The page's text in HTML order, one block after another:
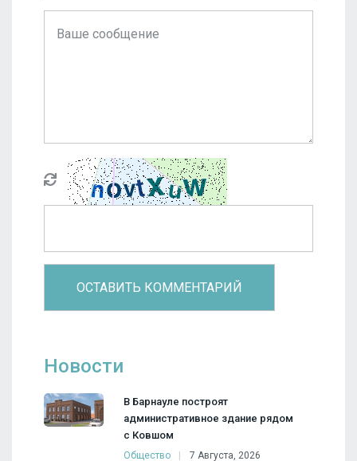
Новости
В Барнауле построят
административное здание рядом
с Ковшом
Общество 7 Августа, 2026